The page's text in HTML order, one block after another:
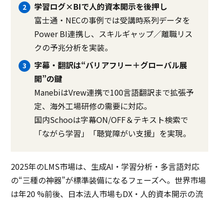
学習ログ×BIで人的資本開示を後押し
富士通・NECの事例では受講時系列データを
Power BI連携し、スキルギャップ／離職リス
クの予兆分析を実装。
字幕・翻訳は“バリアフリー＋グローバル展
開”の鍵
ManebiはVrew連携で100言語翻訳まで拡張予
定、海外工場研修の需要に対応。
国内Schooは字幕ON/OFF＆テキスト検索で
「ながら学習」「聴覚障がい支援」を実現。
2025年のLMS市場は、生成AI・学習分析・多言語対応
の“三種の神器”が標準装備になるフェーズへ。世界市場
は年20 %前後、日本法人市場もDX・人的資本開示の流